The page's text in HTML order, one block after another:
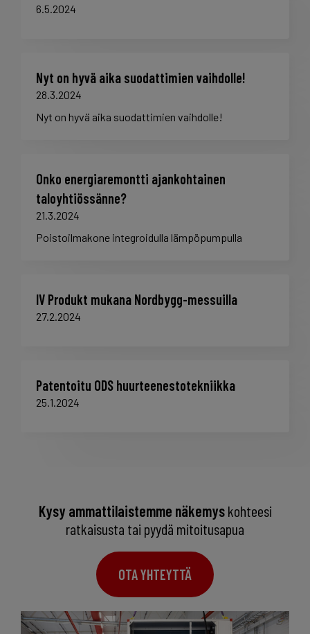
6.5.2024
Nyt on hyvä aika suodattimien vaihdolle!
28.3.2024
Nyt on hyvä aika suodattimien vaihdolle!
Onko energiaremontti ajankohtainen
taloyhtiössänne?
21.3.2024
Poistoilmakone integroidulla lämpöpumpulla
IV Produkt mukana Nordbygg-messuilla
27.2.2024
Patentoitu ODS huurteenestotekniikka
25.1.2024
Kysy ammattilaistemme näkemyskohteesi
ratkaisusta tai pyydä mitoitusapua
OTA YHTEYTTÄ